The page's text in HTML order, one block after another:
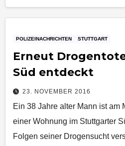
POLIZEINACHRICHTEN STUTTGART
Erneut
Süd entdeckt
23. NOVEMBER 2016
Ein 38 Jahre alter Mann ist am
einer Wohnung im Stuttgarter
Folgen seiner Drogensucht